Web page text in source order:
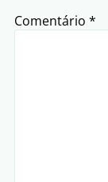
Comentário *